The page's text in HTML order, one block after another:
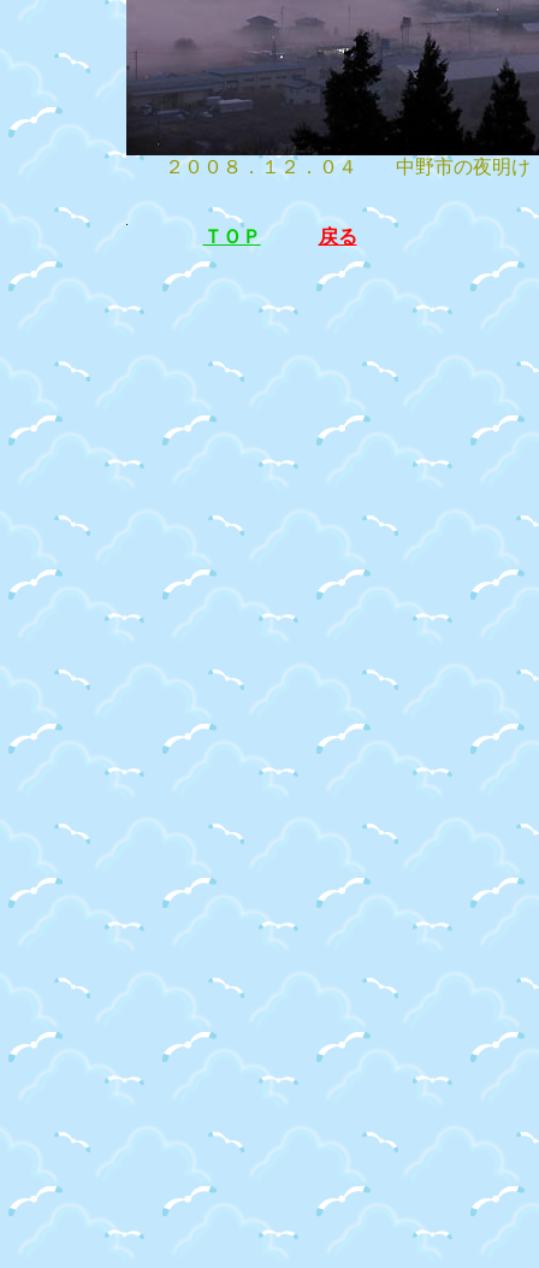
２００８．１２．０４ 中野市の夜明け
ＴＯＰ 戻る